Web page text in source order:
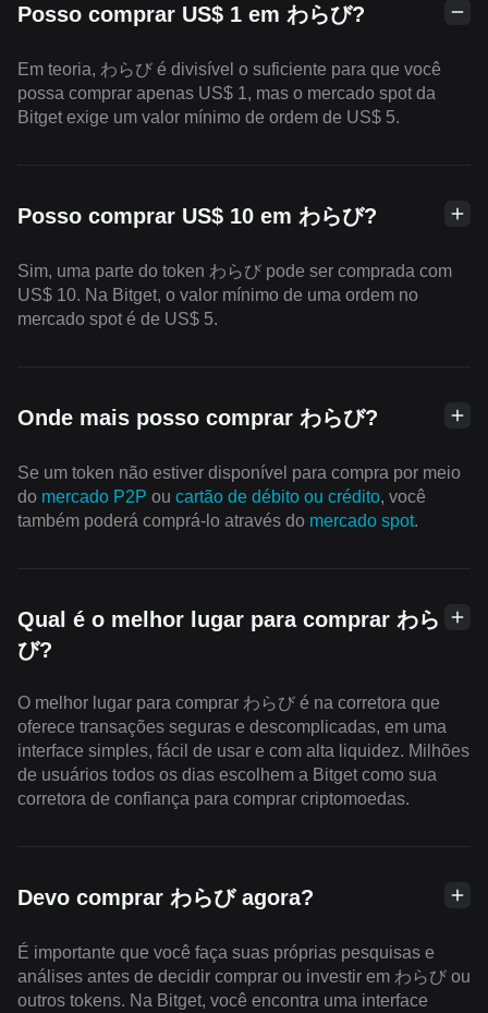
Posso comprar US$ 1 em わらび?
Em teoria, わらび é divisível o suficiente para que você
possa comprar apenas US$ 1, mas o mercado spot da
Bitget exige um valor mínimo de ordem de US$ 5.
Posso comprar US$ 10 em わらび?
Sim, uma parte do token わらび pode ser comprada com
US$ 10. Na Bitget, o valor mínimo de uma ordem no
mercado spot é de US$ 5.
Onde mais posso comprar わらび?
Se um token não estiver disponível para compra por meio
do mercado P2P ou cartão de débito ou crédito, você
também poderá comprá-lo através do mercado spot.
Qual é o melhor lugar para comprar わら
び?
O melhor lugar para comprar わらび é na corretora que
oferece transações seguras e descomplicadas, em uma
interface simples, fácil de usar e com alta liquidez. Milhões
de usuários todos os dias escolhem a Bitget como sua
corretora de confiança para comprar criptomoedas.
Devo comprar わらび agora?
É importante que você faça suas próprias pesquisas e
análises antes de decidir comprar ou investir em わらび ou
outros tokens. Na Bitget, você encontra uma interface